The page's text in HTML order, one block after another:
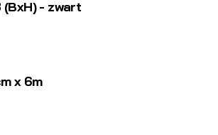
- zwart
x 6m